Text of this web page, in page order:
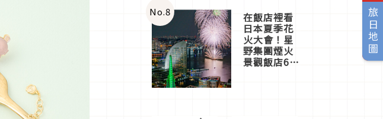
旅日地圖
No.8 在飯店裡看
日本夏季花
火大會！星
野集團煙火
景觀飯店6